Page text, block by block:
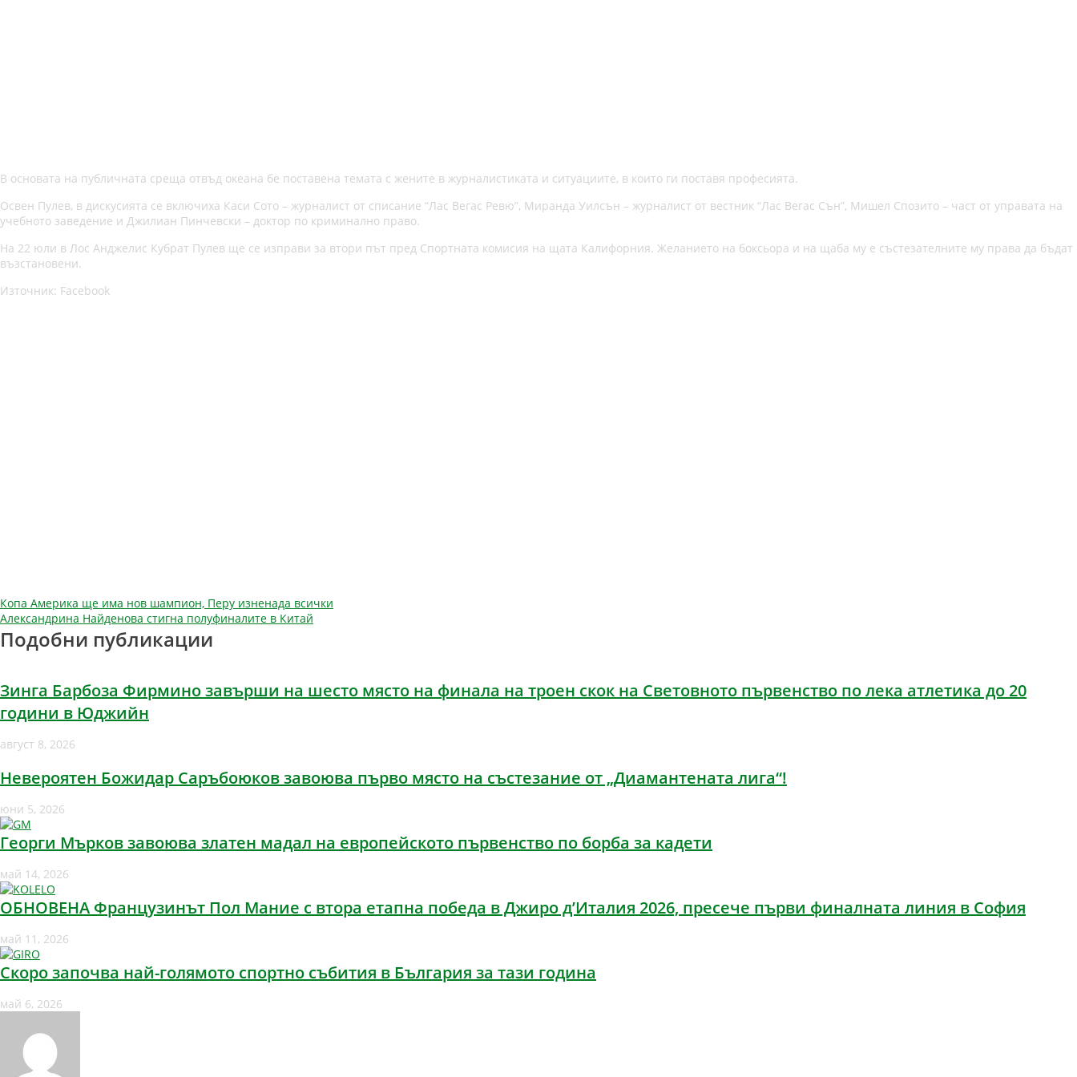
В основата на публичната среща отвъд океана бе поставена темата с жените в журналистиката и ситуациите, в които ги поставя професията.
Освен Пулев, в дискусията се включиха Каси Сото – журналист от списание “Лас Вегас Ревю”, Миранда Уилсън – журналист от вестник “Лас Вегас Сън”, Мишел Спозито – част от управата на
учебното заведение и Джилиан Пинчевски – доктор по криминално право.
На 22 юли в Лос Анджелис Кубрат Пулев ще се изправи за втори път пред Спортната комисия на щата Калифорния. Желанието на боксьора и на щаба му е състезателните му права да бъдат
възстановени.
Източник: Facebook
Навигация
Копа Америка ще има нов шампион, Перу изненада всички
Александрина Найденова стигна полуфиналите в Китай
Подобни публикации
Зинга Барбоза Фирмино завърши на шесто място на финала на троен скок на Световното първенство по лека атлетика до 20
години в Юджийн
август 8, 2026
Невероятен Божидар Саръбоюков завоюва първо място на състезание от „Диамантената лига“!
юни 5, 2026
Георги Мърков завоюва златен мадал на европейското първенство по борба за кадети
май 14, 2026
ОБНОВЕНА Французинът Пол Мание с втора етапна победа в Джиро д’Италия 2026, пресече първи финалната линия в София
май 11, 2026
Скоро започва най-голямото спортно събития в България за тази година
май 6, 2026